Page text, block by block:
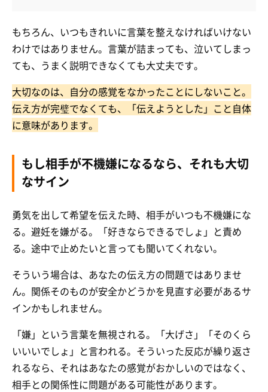
もちろん、いつもきれいに言葉を整えなければいけない
わけではありません。言葉が詰まっても、泣いてしまっ
ても、うまく説明できなくても大丈夫です。
大切なのは、自分の感覚をなかったことにしないこと。
伝え方が完璧でなくても、「伝えようとした」こと自体
に意味があります。
もし相手が不機嫌になるなら、それも大切
なサイン
勇気を出して希望を伝えた時、相手がいつも不機嫌にな
る。避妊を嫌がる。「好きならできるでしょ」と責め
る。途中で止めたいと言っても聞いてくれない。
そういう場合は、あなたの伝え方の問題ではありませ
ん。関係そのものが安全かどうかを見直す必要があるサ
インかもしれません。
「嫌」という言葉を無視される。「大げさ」「そのくら
いいいでしょ」と言われる。そういった反応が繰り返さ
れるなら、それはあなたの感覚がおかしいのではなく、
相手との関係性に問題がある可能性があります。